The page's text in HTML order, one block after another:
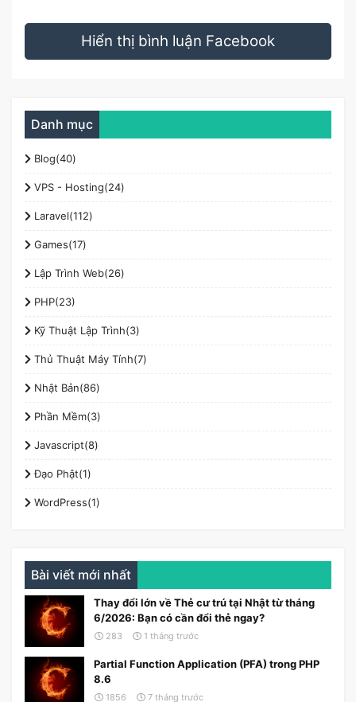
Hiển thị bình luận Facebook
Danh mục
Blog(40)
VPS - Hosting(24)
Laravel(112)
Games(17)
Lập Trình Web(26)
PHP(23)
Kỹ Thuật Lập Trình(3)
Thủ Thuật Máy Tính(7)
Nhật Bản(86)
Phần Mềm(3)
Javascript(8)
Đạo Phật(1)
WordPress(1)
Bài viết mới nhất
Thay đổi lớn về Thẻ cư trú tại Nhật từ tháng
6/2026: Bạn có cần đổi thẻ ngay?
283 1 tháng trước
Partial Function Application (PFA) trong PHP
8.6
1856 7 tháng trước